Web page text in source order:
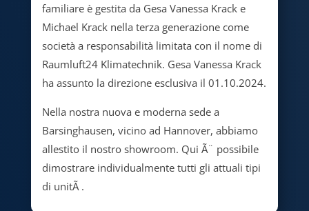
familiare è gestita da Gesa Vanessa Krack e
Michael Krack nella terza generazione come
società a responsabilità limitata con il nome di
Raumluft24 Klimatechnik. Gesa Vanessa Krack
ha assunto la direzione esclusiva il 01.10.2024.
Nella nostra nuova e moderna sede a
Barsinghausen, vicino ad Hannover, abbiamo
allestito il nostro showroom. Qui Ã¨ possibile
dimostrare individualmente tutti gli attuali tipi
di unitÃ .